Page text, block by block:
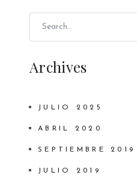
Archives
JULIO 2025
ABRIL 2020
SEPTIEMBRE 2019
JULIO 2019